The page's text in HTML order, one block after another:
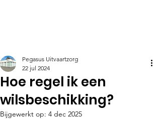
Hoe regel ik een
wilsbeschikking?
Pegasus Uitvaartzorg
22 jul 2024
Bijgewerkt op: 4 dec 2025